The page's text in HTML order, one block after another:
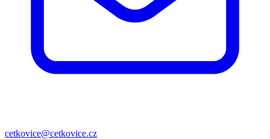
cetkovice@cetkovice.cz